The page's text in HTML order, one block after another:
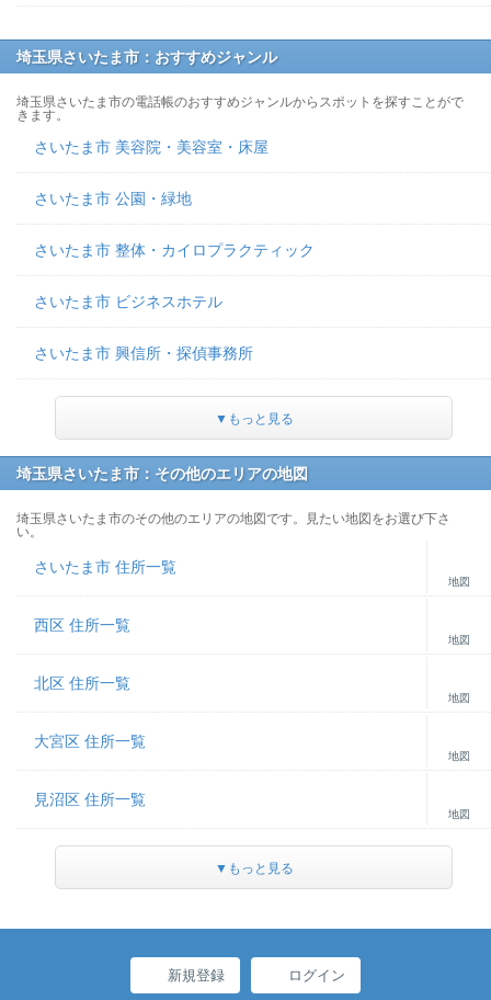
埼玉県さいたま市：おすすめジャンル
埼玉県さいたま市の電話帳のおすすめジャンルからスポットを探すことがで
きます。
さいたま市 美容院・美容室・床屋
さいたま市 公園・緑地
さいたま市 整体・カイロプラクティック
さいたま市 ビジネスホテル
さいたま市 興信所・探偵事務所
▼もっと見る
埼玉県さいたま市：その他のエリアの地図
埼玉県さいたま市のその他のエリアの地図です。見たい地図をお選び下さ
い。
さいたま市 住所一覧
地図
西区 住所一覧
地図
北区 住所一覧
地図
大宮区 住所一覧
地図
見沼区 住所一覧
地図
▼もっと見る
新規登録 ログイン